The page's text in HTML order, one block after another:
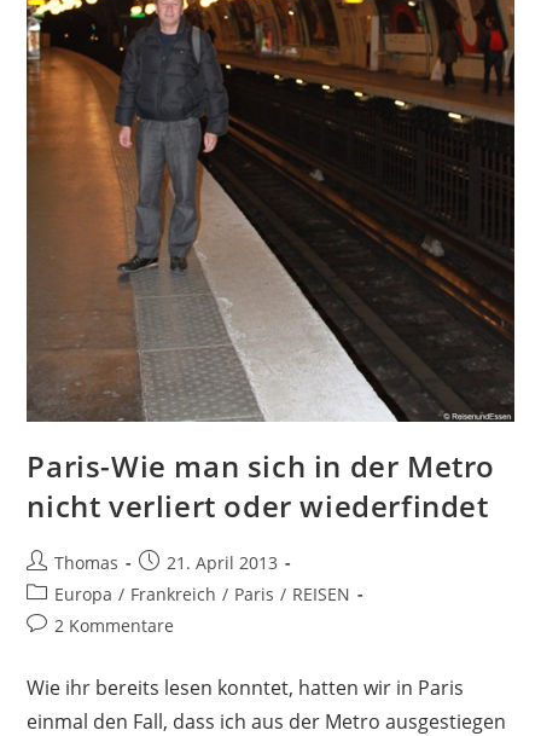
Paris-Wie man sich in der Metro
nicht verliert oder wiederfindet
Beitrags-
Autor:
Thomas
Beitrag
veröffentlicht:
21. April 2013
Beitrags-
Kategorie:
Europa / Frankreich / Paris / REISEN
Beitrags-
2 Kommentare
Wie ihr bereits lesen konntet, hatten wir in Paris
einmal den Fall, dass ich aus der Metro ausgestiegen